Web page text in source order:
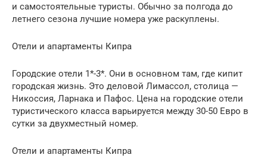
и самостоятельные туристы. Обычно за полгода до
летнего сезона лучшие номера уже раскуплены.
Отели и апартаменты Кипра
Городские отели 1*-3*. Они в основном там, где кипит
городская жизнь. Это деловой Лимассол, столица —
Никоссия, Ларнака и Пафос. Цена на городские отели
туристического класса варьируется между 30-50 Евро в
сутки за двухместный номер.
Отели и апартаменты Кипра